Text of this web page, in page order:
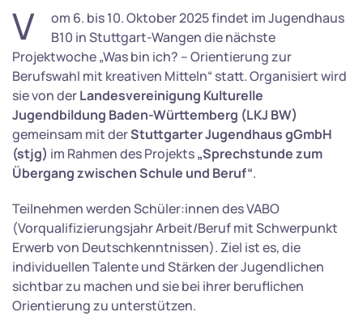
V
om 6. bis 10. Oktober 2025 findet im Jugendhaus
B10 in Stuttgart-Wangen die nächste
Projektwoche „Was bin ich? – Orientierung zur
Berufswahl mit kreativen Mitteln“ statt. Organisiert wird
sie von derLandesvereinigung Kulturelle
Jugendbildung Baden-Württemberg (LKJ BW)
gemeinsam mit derStuttgarter Jugendhaus gGmbH
(stjg) im Rahmen des Projekts„Sprechstunde zum
Übergang zwischen Schule und Beruf“.
Teilnehmen werden Schüler:innen des VABO
(Vorqualifizierungsjahr Arbeit/Beruf mit Schwerpunkt
Erwerb von Deutschkenntnissen). Ziel ist es, die
individuellen Talente und Stärken der Jugendlichen
sichtbar zu machen und sie bei ihrer beruflichen
Orientierung zu unterstützen.